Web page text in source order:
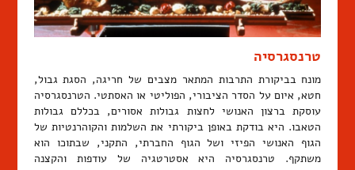
טרנסגרסיה
מונח בביקורת התרבות המתאר מצבים של חריגה, הסגת גבול,
חטא, איום על הסדר הציבורי, הפוליטי או האסתטי. הטרנסגרסיה
עוסקת ברצון האנושי לחצות גבולות אסורים, בכללם גבולות
הטאבו. היא בודקת באופן ביקורתי את השלמות והקוהרנטיות של
הגוף האנושי הפיזי ושל הגוף החברתי, התקני, שבתוכו הוא
משתקף. טרנסגרסיה היא אסטרטגיה של עודפות והקצנה